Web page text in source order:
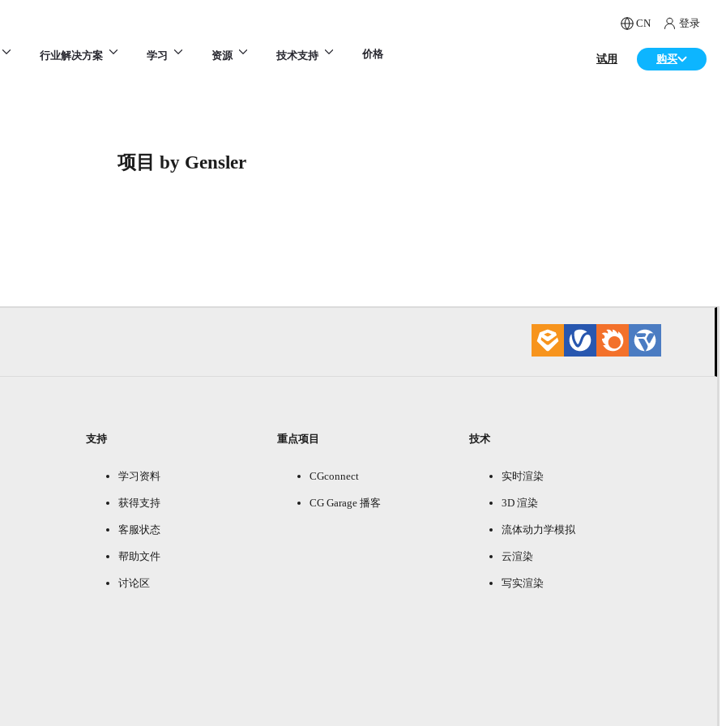
CN 登录
行业解决方案 学习 资源 技术支持 价格 试用 购买
项目 by Gensler
支持
学习资料
获得支持
客服状态
帮助文件
讨论区
重点项目
CGconnect
CG Garage 播客
技术
实时渲染
3D 渲染
流体动力学模拟
云渲染
写实渲染